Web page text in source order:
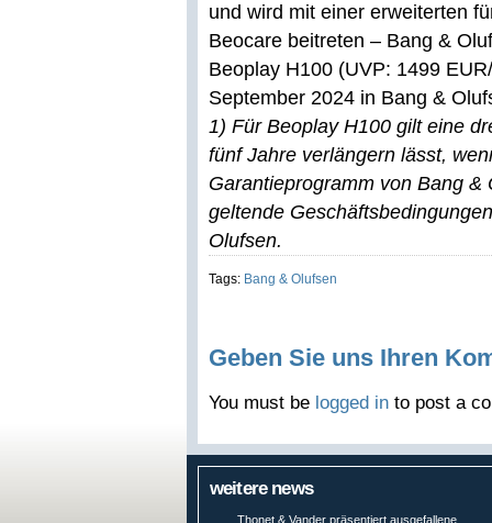
und wird mit einer erweiterten
Beocare beitreten – Bang &
Beoplay H100 (UVP: 1499
September 2024 in Bang &
1) Für Beoplay H100 gilt eine
fünf Jahre verlängern lässt,
Garantieprogramm von Bang
geltende
Olufsen.
Tags: Bang & Olufsen
Geben Sie uns Ihren
You must be logged in to post a
weitere news
Thonet & Vander präsentiert ausgefallene